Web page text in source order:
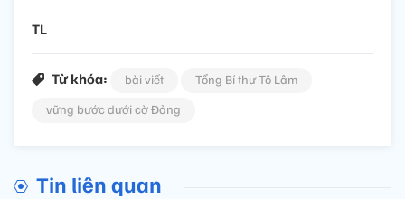
TL
Từ khóa: bài viết
Tổng Bí thư Tô Lâm
vững bước dưới cờ Đảng
Tin liên quan